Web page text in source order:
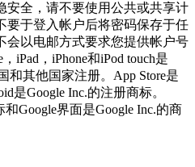
安全，请不要使用公共或共享计
要于登入帐户后将密码保存于任
会以电邮方式要求您提供帐户号
iPad，iPhone和iPod touch是
和其他国家注册。App Store是
是Google Inc.的注册商标。
和Google界面是Google Inc.的商